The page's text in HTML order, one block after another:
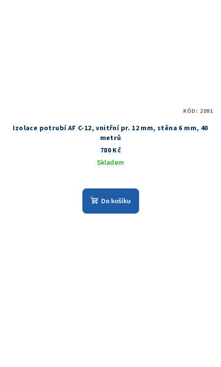
Izolace potrubí AF C-12, vnitřní pr. 12 mm, stěna 6 mm, 40
metrů
780 Kč
Skladem
Do košíku
KÓD: 2091